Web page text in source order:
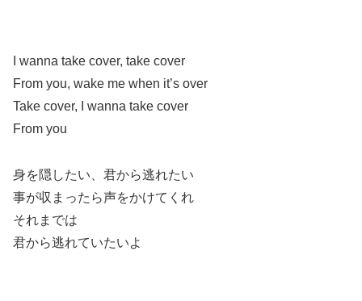
I wanna take cover, take cover
From you, wake me when it’s over
Take cover, I wanna take cover
From you
身を隠したい、君から逃れたい
事が収まったら声をかけてくれ
それまでは
君から逃れていたいよ